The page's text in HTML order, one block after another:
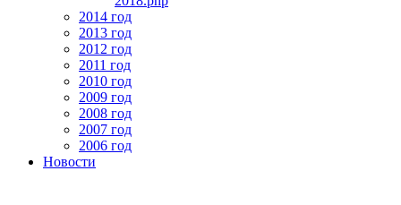
2014 год
2013 год
2012 год
2011 год
2010 год
2009 год
2008 год
2007 год
2006 год
Новости